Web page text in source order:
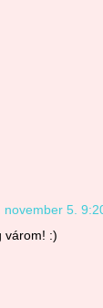
november 5.
várom! :)